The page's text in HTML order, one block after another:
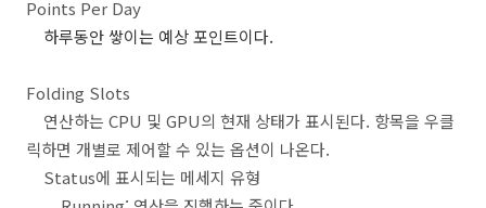
Points Per Day
하루동안 쌓이는 예상 포인트이다.
Folding Slots
연산하는 CPU 및 GPU의 현재 상태가 표시된다. 항목을 우클
릭하면 개별로 제어할 수 있는 옵션이 나온다.
Status에 표시되는 메세지 유형